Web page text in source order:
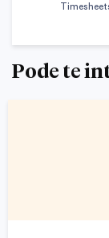
Pode te